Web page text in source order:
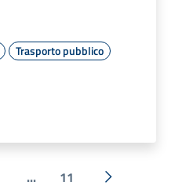
Trasporto pubblico
... 11 Successiva